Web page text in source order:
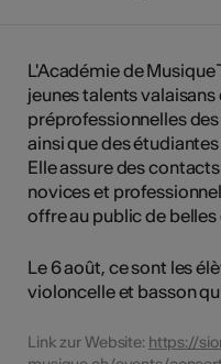
L'Académie de
jeunes talents
préprofessionnelles
ainsi que des
Elle assure des
novices et
offre au public de
Le 6 août, ce sont les
violoncelle et basson
Link zur Website: https://